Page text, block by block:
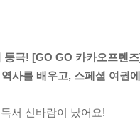
등극! [GO GO 카카오프렌
사를 배우고, 스페셜 여권
서 신바람이 났어요!